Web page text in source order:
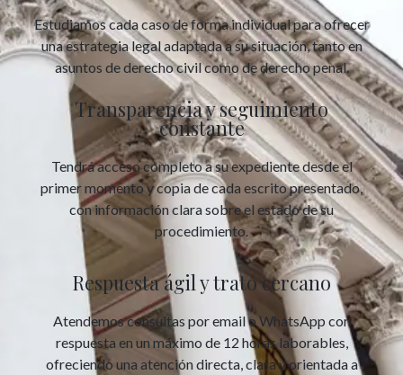
Estudiamos cada caso de forma individual para ofrecer
una estrategia legal adaptada a su situación, tanto en
asuntos de derecho civil como de derecho penal.
Transparencia y seguimiento
constante
Tendrá acceso completo a su expediente desde el
primer momento y copia de cada escrito presentado,
con información clara sobre el estado de su
procedimiento.
Respuesta ágil y trato cercano
Atendemos consultas por email o WhatsApp con
respuesta en un máximo de 12 horas laborables,
ofreciendo una atención directa, clara y orientada a